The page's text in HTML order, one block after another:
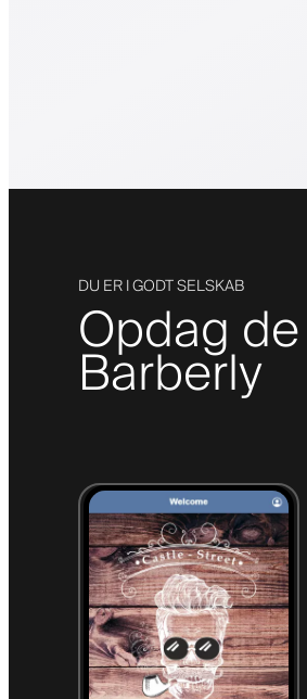
DU ER I GODT SELSKAB
Opdag
Barberly